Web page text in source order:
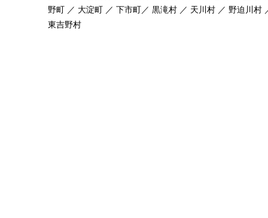
野町 ／ 大淀町 ／ 下市町／ 黒滝村 ／ 天川村 ／ 野迫川村
東吉野村